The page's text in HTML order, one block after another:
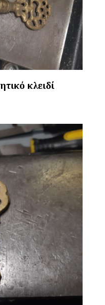
κλειδί